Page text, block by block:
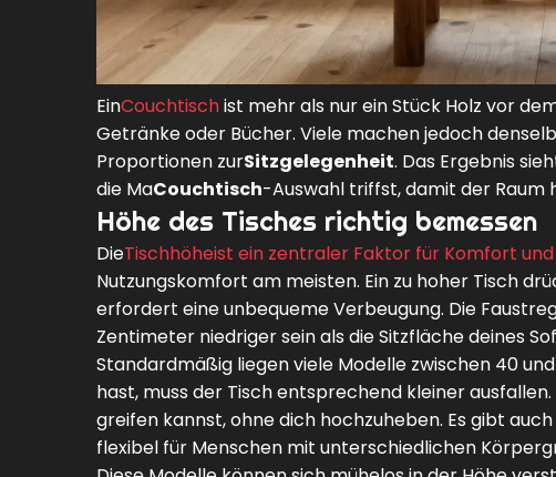
EinCouchtischist mehr als nur ein Stück Holz vor
Getränke oder Bücher. Viele machen jedoch
Proportionen zurSitzgelegenheit. Das Ergebnis
die MaCouchtisch-Auswahl triffst, damit der Raum
Höhe des Tisches richtig bemessen
DieTischhöheist ein zentraler Faktor für Komfort
Nutzungskomfort am meisten. Ein zu hoher Tisch
erfordert eine unbequeme Verbeugung. Die
Zentimeter niedriger sein als die Sitzfläche deines
Standardmäßig liegen viele Modelle zwischen 40
hast, muss der Tisch entsprechend kleiner
greifen kannst, ohne dich hochzuheben. Es gibt
flexibel für Menschen mit unterschiedlichen